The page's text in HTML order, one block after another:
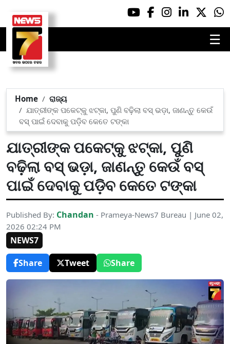
☰
Home
ରାଜ୍ୟ
ଯାତ୍ରୀଙ୍କ ପକେଟ୍‌କୁ ଝଟ୍‌କା, ପୁଣି ବଢ଼ିଲା ବସ୍‌ ଭଡ଼ା, ଜାଣନ୍ତୁ କେଉଁ
ବସ୍‌ ପାଇଁ ଦେବାକୁ ପଡ଼ିବ କେତେ ଟଙ୍କା
ଯାତ୍ରୀଙ୍କ ପକେଟ୍‌କୁ ଝଟ୍‌କା, ପୁଣି
ବଢ଼ିଲା ବସ୍‌ ଭଡ଼ା, ଜାଣନ୍ତୁ କେଉଁ ବସ୍‌
ପାଇଁ ଦେବାକୁ ପଡ଼ିବ କେତେ ଟଙ୍କା
Published By: Chandan - Prameya-News7 Bureau | June 02,
2026 02:24 PM
NEWS7
Share
Tweet Share